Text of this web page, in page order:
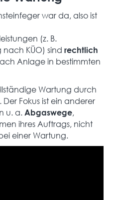
war da, also ist
(z. B.
KÜO) sindrechtlich
Anlage in bestimmten
Wartung durch
Fokus ist ein anderer
u. a. Abgaswege,
ihres Auftrags, nicht
einer Wartung.